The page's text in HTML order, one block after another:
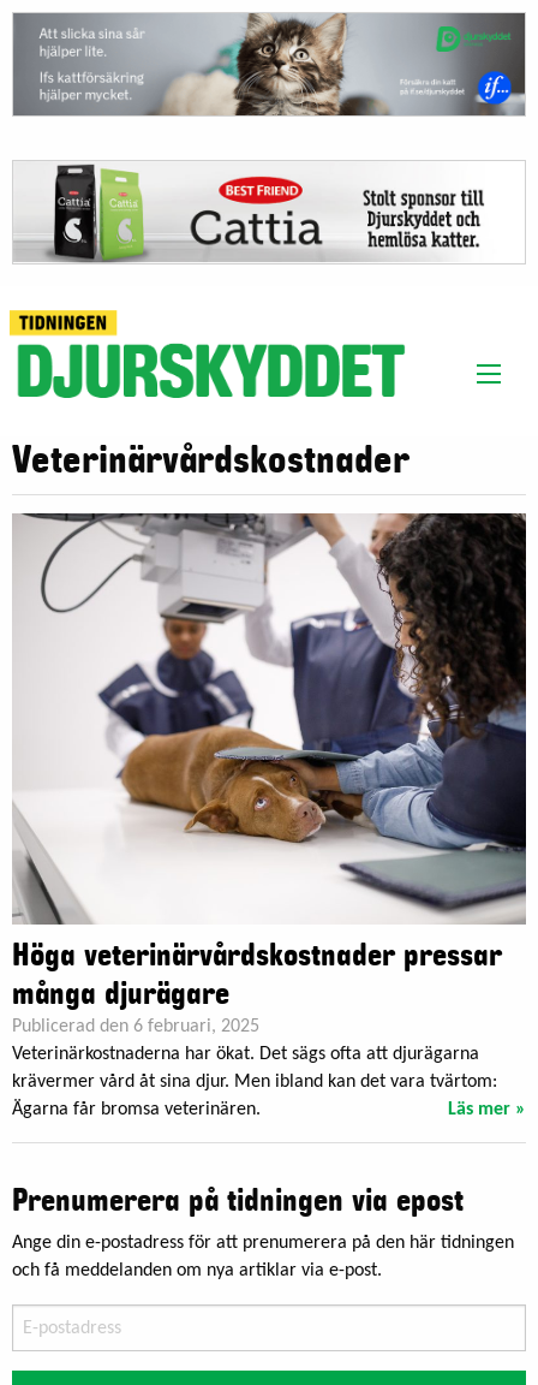
Veterinärvårdskostnader
Höga veterinärvårdskostnader pressar
många djurägare
Publicerad den 6 februari, 2025
Veterinärkostnaderna har ökat. Det sägs ofta att djurägarna
krävermer vård åt sina djur. Men ibland kan det vara tvärtom:
Ägarna får bromsa veterinären.
Läs mer »
Prenumerera på tidningen via epost
Ange din e-postadress för att prenumerera på den här tidningen
och få meddelanden om nya artiklar via e-post.
postadress